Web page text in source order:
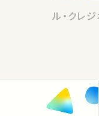
ル・クレ